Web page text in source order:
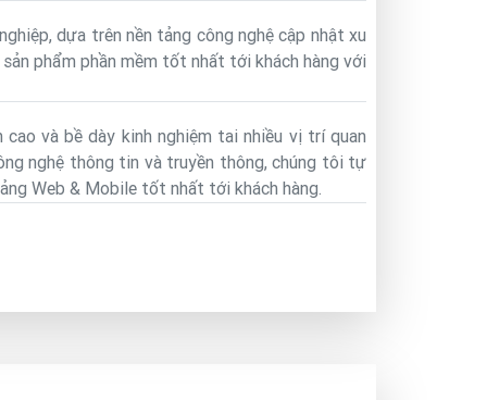
dựa trên nền tảng công nghệ cập nhật xu
phẩm phần mềm tốt nhất tới khách hàng với
và bề dày kinh nghiệm tai nhiều vị trí quan
nghệ thông tin và truyền thông, chúng tôi tự
Web & Mobile tốt nhất tới khách hàng.